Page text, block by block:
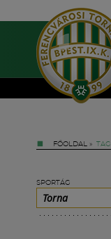
FŐOLDAL »
SPORTÁG
Torna